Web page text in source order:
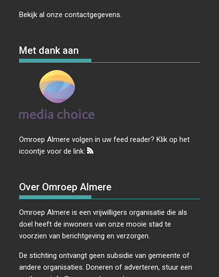
Bekijk al onzecontactgegevens
Met dank aan
Omroep Almere volgen in uw feed reader? Klik op het
icoontje voor de link:
Over Omroep Almere
Omroep Almere is een vrijwilligers organisatie die als
doel heeft de inwoners van onze mooie stad te
voorzien van berichtgeving en verzorgen.
De stichting ontvangt geen subsidie van gemeente of
andere organisaties. Doneren of adverteren, stuur een